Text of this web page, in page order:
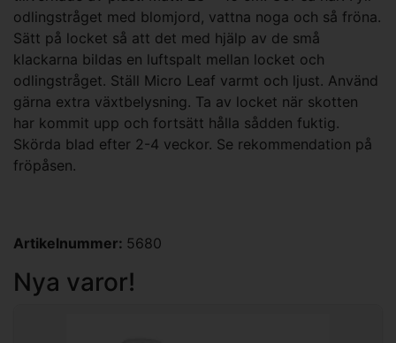
odlingstråget med blomjord, vattna noga och så fröna.
Sätt på locket så att det med hjälp av de små
klackarna bildas en luftspalt mellan locket och
odlingstråget. Ställ Micro Leaf varmt och ljust. Använd
gärna extra växtbelysning. Ta av locket när skotten
har kommit upp och fortsätt hålla sådden fuktig.
Skörda blad efter 2-4 veckor. Se rekommendation på
fröpåsen.
Artikelnummer: 5680
Nya varor!